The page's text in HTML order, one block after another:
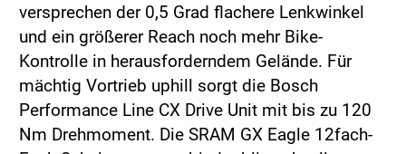
versprechen der 0,5 Grad flachere Lenkwinkel
und ein größerer Reach noch mehr Bike-
Kontrolle in herausforderndem Gelände. Für
mächtig Vortrieb uphill sorgt die Bosch
Performance Line CX Drive Unit mit bis zu 120
Nm Drehmoment. Die SRAM GX Eagle 12fach-